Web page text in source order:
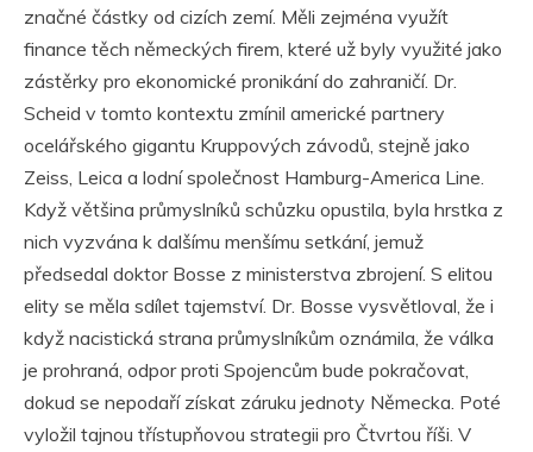
značné částky od cizích zemí. Měli zejména využít
finance těch německých firem, které už byly využité jako
zástěrky pro ekonomické pronikání do zahraničí. Dr.
Scheid v tomto kontextu zmínil americké partnery
ocelářského gigantu Kruppových závodů, stejně jako
Zeiss, Leica a lodní společnost Hamburg-America Line.
Když většina průmyslníků schůzku opustila, byla hrstka z
nich vyzvána k dalšímu menšímu setkání, jemuž
předsedal doktor Bosse z ministerstva zbrojení. S elitou
elity se měla sdílet tajemství. Dr. Bosse vysvětloval, že i
když nacistická strana průmyslníkům oznámila, že válka
je prohraná, odpor proti Spojencům bude pokračovat,
dokud se nepodaří získat záruku jednoty Německa. Poté
vyložil tajnou třístupňovou strategii pro Čtvrtou říši. V